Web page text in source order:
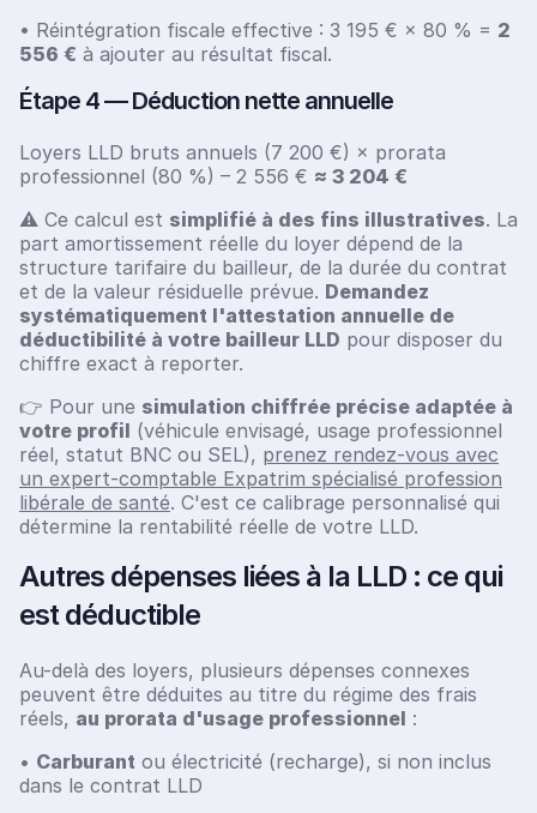
• Réintégration fiscale effective : 3 195 € × 80 % = 2
556 € à ajouter au résultat fiscal.
Étape 4 — Déduction nette annuelle
Loyers LLD bruts annuels (7 200 €) × prorata
professionnel (80 %) – 2 556 € ≈ 3 204 €
⚠️ Ce calcul est simplifié à des fins illustratives. La
part amortissement réelle du loyer dépend de la
structure tarifaire du bailleur, de la durée du contrat
et de la valeur résiduelle prévue. Demandez
systématiquement l'attestation annuelle de
déductibilité à votre bailleur LLD pour disposer du
chiffre exact à reporter.
👉 Pour une simulation chiffrée précise adaptée à
votre profil (véhicule envisagé, usage professionnel
réel, statut BNC ou SEL), prenez rendez-vous avec
un expert-comptable Expatrim spécialisé profession
libérale de santé. C'est ce calibrage personnalisé qui
détermine la rentabilité réelle de votre LLD.
Autres dépenses liées à la LLD : ce qui
est déductible
Au-delà des loyers, plusieurs dépenses connexes
peuvent être déduites au titre du régime des frais
réels, au prorata d'usage professionnel :
• Carburant ou électricité (recharge), si non inclus
dans le contrat LLD